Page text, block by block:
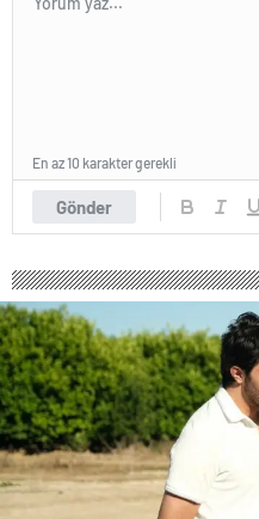
Gönder
En az 10 karakter gerekli